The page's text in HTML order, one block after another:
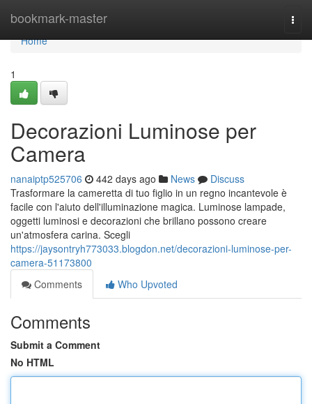
bookmark-master
Home
Home
1
Decorazioni Luminose per
Camera
nanaiptp525706 442 days ago News
Discuss
Trasformare la cameretta di tuo figlio in un regno incantevole è
facile con l'aiuto dell'illuminazione magica. Luminose lampade,
oggetti luminosi e decorazioni che brillano possono creare
un'atmosfera carina. Scegli
https://jaysontryh773033.blogdon.net/decorazioni-luminose-per-
camera-51173800
Comments
Who Upvoted
Comments
Submit a Comment
No HTML